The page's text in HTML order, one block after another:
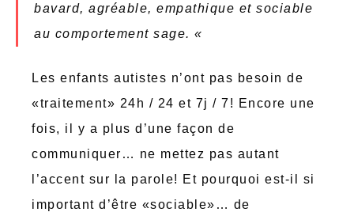
bavard, agréable, empathique et sociable
au comportement sage. «
Les enfants autistes n’ont pas besoin de
«traitement» 24h / 24 et 7j / 7! Encore une
fois, il y a plus d’une façon de
communiquer… ne mettez pas autant
l’accent sur la parole! Et pourquoi est-il si
important d’être «sociable»… de